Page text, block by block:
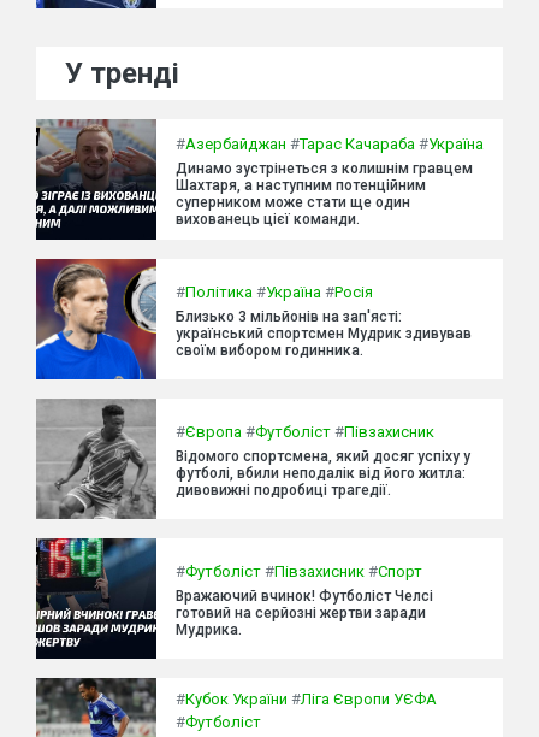
У тренді
#Азербайджан #Тарас Качараба #Україна
Динамо зустрінеться з колишнім гравцем
Шахтаря, а наступним потенційним
суперником може стати ще один
вихованець цієї команди.
#Політика #Україна #Росія
Близько 3 мільйонів на зап'ясті:
український спортсмен Мудрик здивував
своїм вибором годинника.
#Європа #Футболіст #Півзахисник
Відомого спортсмена, який досяг успіху у
футболі, вбили неподалік від його житла:
дивовижні подробиці трагедії.
#Футболіст #Півзахисник #Спорт
Вражаючий вчинок! Футболіст Челсі
готовий на серйозні жертви заради
Мудрика.
#Кубок України #Ліга Європи УЄФА
#Футболіст